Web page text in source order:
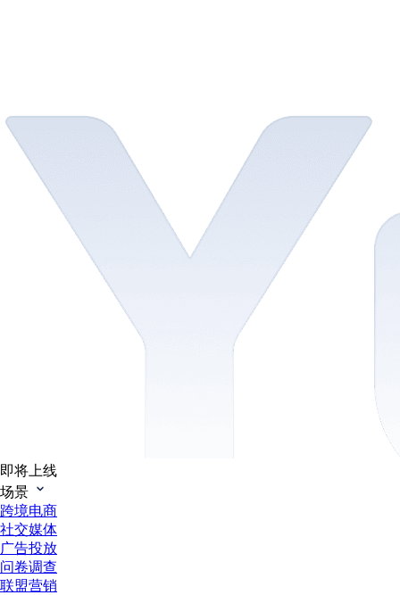
即将上线
场景
跨境电商
社交媒体
广告投放
问卷调查
联盟营销